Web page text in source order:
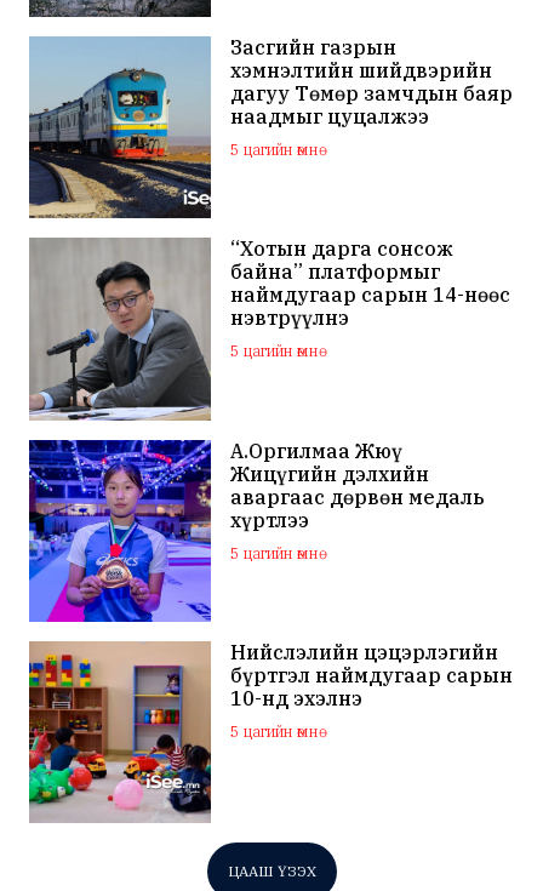
Засгийн газрын
хэмнэлтийн шийдвэрийн
дагуу Төмөр замчдын баяр
наадмыг цуцалжээ
5 цагийн өмнө
“Хотын дарга сонсож
байна” платформыг
наймдугаар сарын 14-нөөс
нэвтрүүлнэ
5 цагийн өмнө
А.Оргилмаа Жюү
Жицүгийн дэлхийн
аваргаас дөрвөн медаль
хүртлээ
5 цагийн өмнө
Нийслэлийн цэцэрлэгийн
бүртгэл наймдугаар сарын
10-нд эхэлнэ
5 цагийн өмнө
ЦААШ ҮЗЭХ